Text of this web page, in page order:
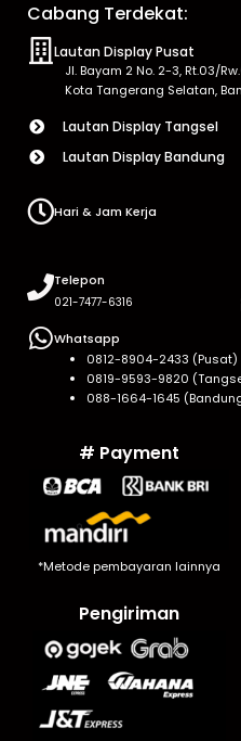
Cabang Terdekat:
Lautan Display Pusat
Jl. Bayam 2 No. 2-3, Rt.03/
Kota Tangerang Selatan,
Lautan Display Tangsel
Lautan Display Bandung
Hari & Jam Kerja
Telepon
021-7477-6316
Whatsapp
0812-8904-2433 (Pusat)
0819-9593-9820
088-1664-1645
# Payment
*Metode pembayaran lainnya
Pengiriman